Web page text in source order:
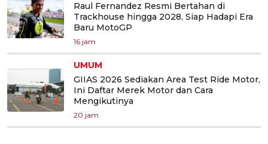
Raul Fernandez Resmi Bertahan di
Trackhouse hingga 2028, Siap Hadapi Era
Baru MotoGP
16 jam
UMUM
GIIAS 2026 Sediakan Area Test Ride Motor,
Ini Daftar Merek Motor dan Cara
Mengikutinya
20 jam